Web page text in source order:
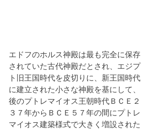
エドフのホルス神殿は最も完全に保存
されていた古代神殿だとされ、エジプ
ト旧王国時代を皮切りに、新王国時代
に建立された小さな神殿を基にして、
後のプトレマイオス王朝時代ＢＣＥ２
３７年からＢＣＥ５７年の間にプトレ
マイオス建築様式で大きく増設された